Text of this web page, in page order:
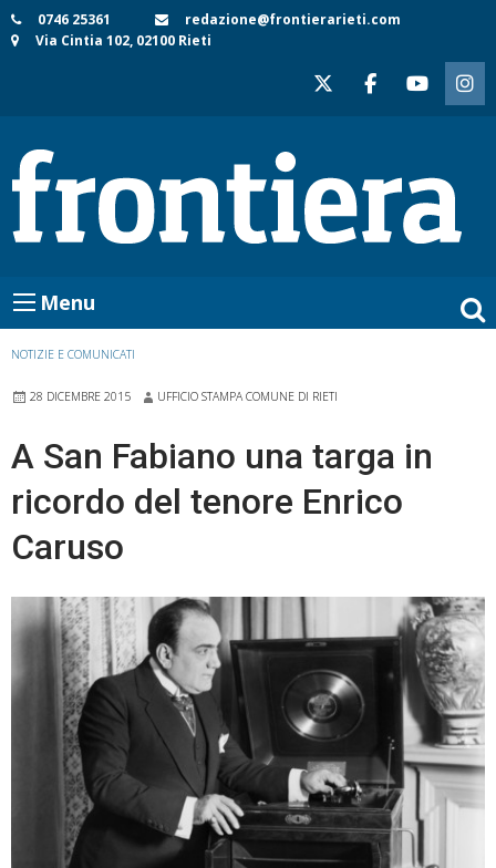
Skip
to
0746 25361
redazione@frontierarieti.com
Via Cintia 102, 02100 Rieti
Menu
NOTIZIE E COMUNICATI
28 DICEMBRE 2015 UFFICIO STAMPA COMUNE DI RIETI
A San Fabiano una targa in
ricordo del tenore Enrico
Caruso